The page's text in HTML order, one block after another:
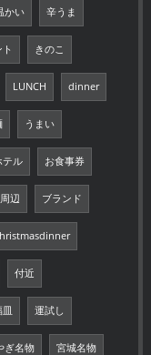
かい 辛うま
きのこ
LUNCH dinner
うまい
テル お食事券
周辺 ブランド
付近
運試し
ぎ名物 宮城名物